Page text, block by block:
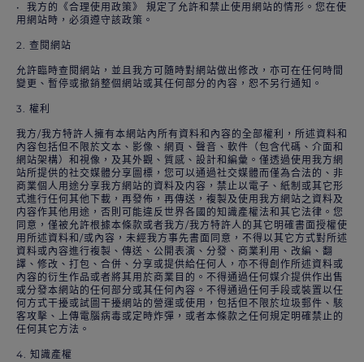
• 我方的《合理使用政策》 規定了允許和禁止使用網站的情形。您在使
用網站時，必須遵守該政策。
2. 查閱網站
允許臨時查閱網站，並且我方可隨時對網站做出修改，亦可在任何時間
變更、暫停或撤銷整個網站或其任何部分的內容，恕不另行通知。
3. 權利
我方/我方特許人擁有本網站內所有資料和內容的全部權利，所述資料和
內容包括但不限於文本、影像、網頁、聲音、軟件（包含代碼、介面和
網站架構）和視像，及其外觀、質感、設計和編彙。僅透過使用我方網
站所提供的社交媒體分享圖標，您可以通過社交媒體而僅為合法的、非
商業個人用途分享我方網站的資料及内容，禁止以電子、紙制或其它形
式進行任何其他下載，再發佈，再傳送，複製及使用我方網站之資料及
内容作其他用途，否則可能違反世界各國的知識產權法和其它法律。您
同意，僅被允許根據本條款或者我方/我方特許人的其它明確書面授權使
用所述資料和/或內容，未經我方事先書面同意，不得以其它方式對所述
資料或內容進行複製、傳送、公開表演、分發、商業利用、改編、翻
譯、修改、打包、合併、分享或提供給任何人，亦不得創作所述資料或
內容的衍生作品或者將其用於商業目的。不得通過任何媒介提供作出售
或分發本網站的任何部分或其任何內容。不得通過任何手段或裝置以任
何方式干擾或試圖干擾網站的營運或使用，包括但不限於垃圾郵件、駭
客攻擊、上傳電腦病毒或定時炸彈，或者本條款之任何規定明確禁止的
任何其它方法。
4. 知識產權